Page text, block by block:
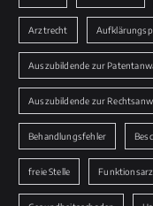
Arztrecht
Auszubildende zur
Auszubildende zur
Behandlungsfehler
freie Stelle